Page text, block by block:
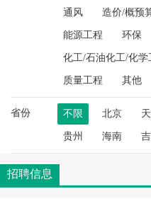
通风 造价/概预
能源工程 环保
化工/石油化工/化学
质量工程 其他
省份 不限 北京
贵州 海南
招聘信息